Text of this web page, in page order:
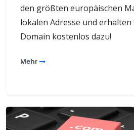
den größten europäischen
lokalen Adresse und erhalten
Domain kostenlos dazu!
Mehr